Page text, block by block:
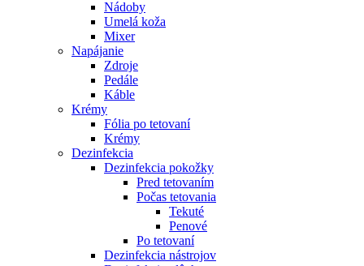
Nádoby
Umelá koža
Mixer
Napájanie
Zdroje
Pedále
Káble
Krémy
Fólia po tetovaní
Krémy
Dezinfekcia
Dezinfekcia pokožky
Pred tetovaním
Počas tetovania
Tekuté
Penové
Po tetovaní
Dezinfekcia nástrojov